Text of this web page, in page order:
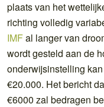
plaats van het
richting volledig
IMFal langer van
wordt gesteld aan de
onderwijsinstelling
€20.000. Het bericht
€6000 zal bedragen